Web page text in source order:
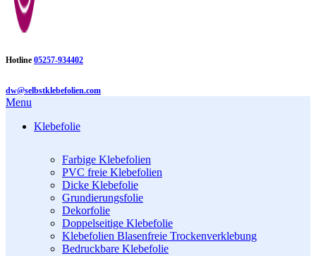
Hotline 05257-934402
dw@selbstklebefolien.com
Menu
Klebefolie
Farbige Klebefolien
PVC freie Klebefolien
Dicke Klebefolie
Grundierungsfolie
Dekorfolie
Doppelseitige Klebefolie
Klebefolien Blasenfreie Trockenverklebung
Bedruckbare Klebefolie